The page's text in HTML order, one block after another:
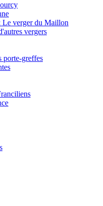
Le verger du Maillon
vergers
porte-greffes